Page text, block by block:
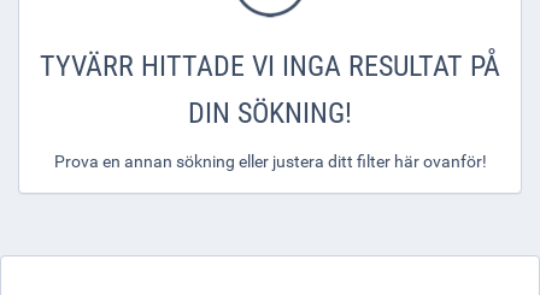
TYVÄRR HITTADE VI INGA RESULTAT PÅ
DIN SÖKNING!
Prova en annan sökning eller justera ditt filter här ovanför!